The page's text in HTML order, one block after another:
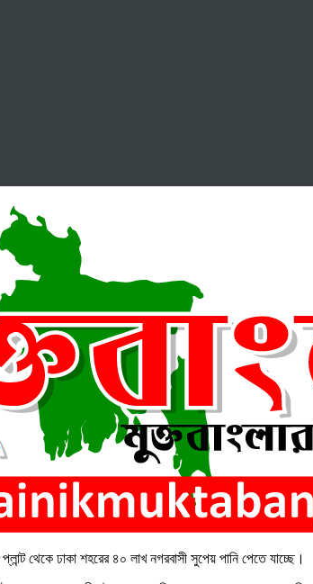
থেকে ঢাকা শহরের ৪০ লাখ নগরবাসী সুপেয় পানি পেতে যাচ্ছে।